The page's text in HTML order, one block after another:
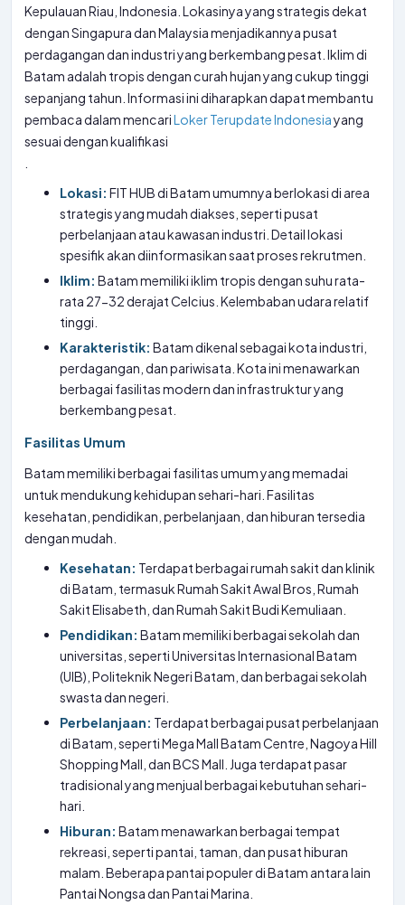
Kepulauan Riau, Indonesia. Lokasinya yang strategis dekat
dengan Singapura dan Malaysia menjadikannya pusat
perdagangan dan industri yang berkembang pesat. Iklim di
Batam adalah tropis dengan curah hujan yang cukup tinggi
sepanjang tahun. Informasi ini diharapkan dapat membantu
pembaca dalam mencariLoker Terupdate Indonesiayang
sesuai dengan kualifikasi
Lokasi: FIT HUB di Batam umumnya berlokasi di area
strategis yang mudah diakses, seperti pusat
perbelanjaan atau kawasan industri. Detail lokasi
spesifik akan diinformasikan saat proses rekrutmen.
Iklim: Batam memiliki iklim tropis dengan suhu rata-
rata 27-32 derajat Celcius. Kelembaban udara relatif
tinggi.
Karakteristik: Batam dikenal sebagai kota industri,
perdagangan, dan pariwisata. Kota ini menawarkan
berbagai fasilitas modern dan infrastruktur yang
berkembang pesat.
Fasilitas Umum
Batam memiliki berbagai fasilitas umum yang memadai
untuk mendukung kehidupan sehari-hari. Fasilitas
kesehatan, pendidikan, perbelanjaan, dan hiburan tersedia
dengan mudah.
Kesehatan: Terdapat berbagai rumah sakit dan klinik
di Batam, termasuk Rumah Sakit Awal Bros, Rumah
Sakit Elisabeth, dan Rumah Sakit Budi Kemuliaan.
Pendidikan: Batam memiliki berbagai sekolah dan
universitas, seperti Universitas Internasional Batam
(UIB), Politeknik Negeri Batam, dan berbagai sekolah
swasta dan negeri.
Perbelanjaan: Terdapat berbagai pusat perbelanjaan
di Batam, seperti Mega Mall Batam Centre, Nagoya Hill
Shopping Mall, dan BCS Mall. Juga terdapat pasar
tradisional yang menjual berbagai kebutuhan sehari-
hari.
Hiburan: Batam menawarkan berbagai tempat
rekreasi, seperti pantai, taman, dan pusat hiburan
malam. Beberapa pantai populer di Batam antara lain
Pantai Nongsa dan Pantai Marina.